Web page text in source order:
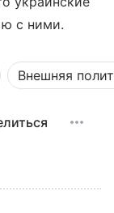
с ними.
Внешняя